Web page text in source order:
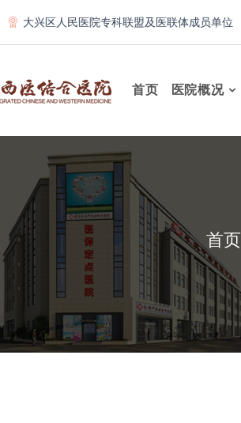
大兴区人民医院专科联盟及医联体成员单位
首页 医院概况
首页